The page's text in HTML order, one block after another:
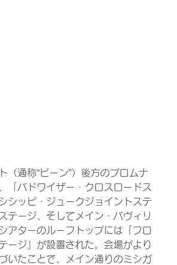
（通称“ビーン”）後方のプロムナ
「バドワイザー・クロスロードス
シッピ・ジュークジョイントステ
テージ、そしてメイン・パヴィリ
アターのルーフトップには「フロ
ージ」が設置された。会場がより
いたことで、メイン通りのミシガ